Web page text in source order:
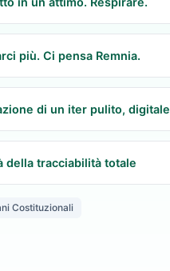
più. Ci pensa Remnia.
di un iter pulito, digitale
della tracciabilità totale
Costituzionali